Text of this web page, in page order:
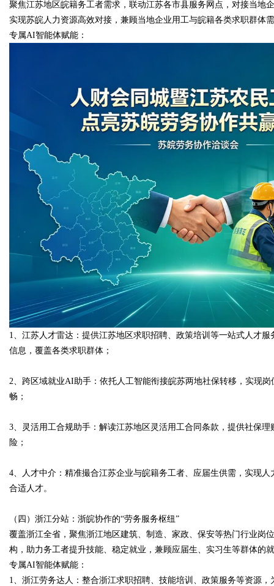
聚焦江苏地区皖籍务工者需求，联动江苏各市县服务网点，对接当地
实现苏皖人力资源高效对接，兼顾当地企业用工与皖籍各类求职群体
专属AI智能体赋能：
1、江苏人才雷达：提供江苏地区求职招聘、政策培训等一站式人才
信息，覆盖各类求职群体；
2、跨区域就业AI助手：依托人工智能衔接皖苏两地社保转移，实现
畅；
3、灵活用工合规助手：解读江苏地区灵活用工合同条款，提供社保
险；
4、人才中介：精准撮合江苏企业与皖籍务工者、应届生供需，实现
合适人才。
（四）浙江分站：浙皖协作的“劳务服务枢纽”
覆盖浙江全省，聚焦浙江地区建筑、制造、家政、保安等热门行业岗
构，助力务工者提升技能、稳定就业，兼顾应届生、实习生等群体的
专属AI智能体赋能：
1、浙江劳务达人：整合浙江求职招聘、技能培训、政策服务等资源